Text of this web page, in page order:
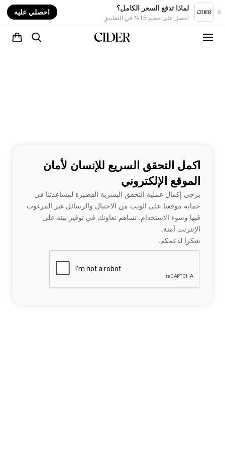
لماذا تدفع السعر الكامل؟
احصل على خصم 15% في التطبيق
احصلي عليه
اكمل التحقق السريع للإنسان لأمان
الموقع الإلكتروني
يرجى إكمال عملية التحقق البشرية القصيرة لمساعدتنا في
حماية موقعنا على الويب من الاحتيال والرسائل غير المرغوب
فيها وسوء الاستخدام. تساهم تعاونك في توفير بيئة على
الإنترنت آمنة.
شكرا لدعمكم.